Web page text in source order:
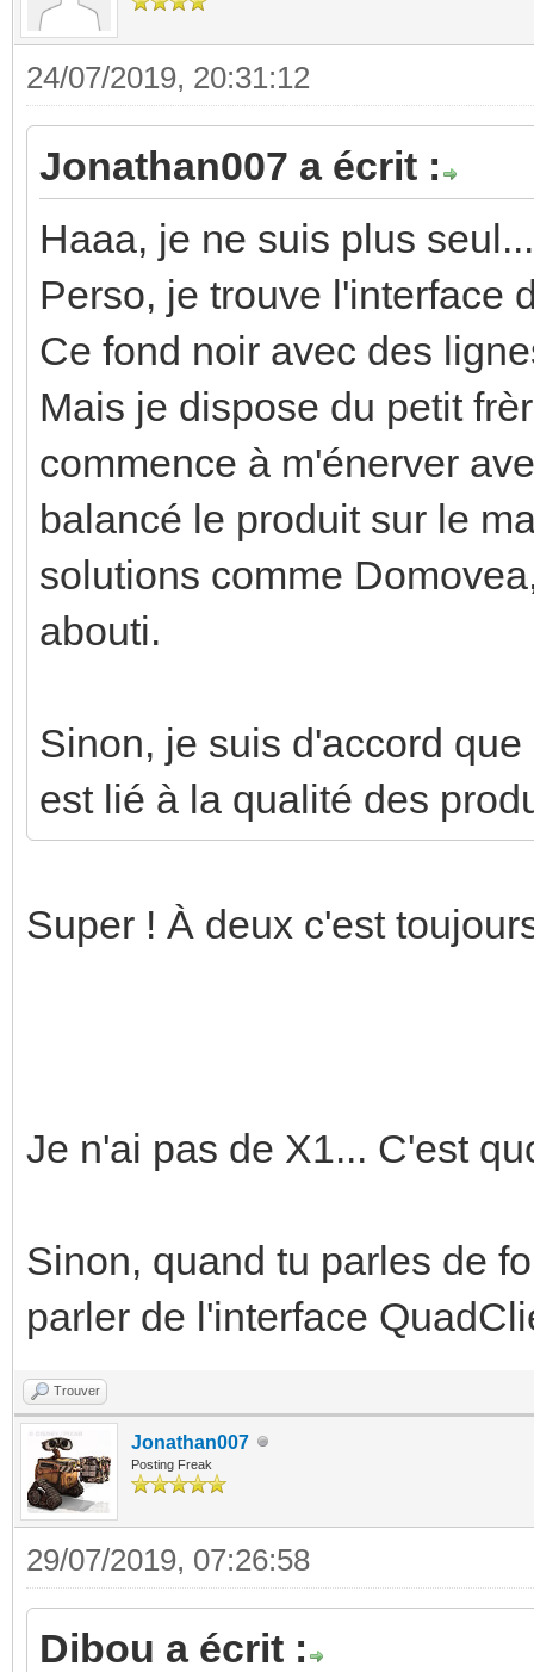
24/07/2019, 20:31:12
Jonathan007 a écrit :
Haaa, je ne suis plus seul...
Perso, je trouve l'interface
Ce fond noir avec des
Mais je dispose du petit
commence à m'énerver
balancé le produit sur le
solutions comme
abouti.
Sinon, je suis d'accord
est lié à la qualité des
Super ! À deux c'est
Je n'ai pas de X1... C'est
Sinon, quand tu parles de
parler de l'interface
Trouver
Jonathan007
Posting Freak
29/07/2019, 07:26:58
Dibou a écrit :